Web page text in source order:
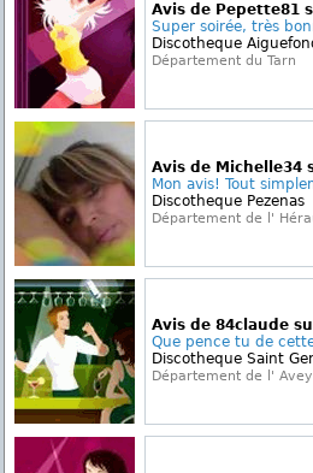
Avis de Pepette81
Super soirée, très
Discotheque
Département du Tarn
Avis de Michelle34
Mon avis! Tout
Discotheque Pezenas
Département de l'
Avis de 84claude
Que pence tu de
Discotheque Saint
Département de l'